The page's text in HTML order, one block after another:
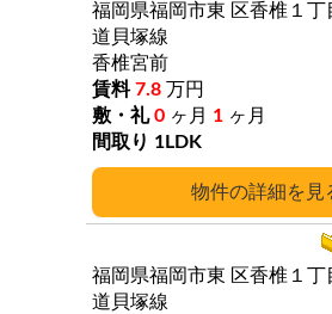
詳細
福岡県福岡市東 区香椎１丁
道貝塚線
香椎宮前
7.8 万円
0 ヶ月 1 ヶ月
1LDK
福岡県福岡市東 区香椎１丁
道貝塚線